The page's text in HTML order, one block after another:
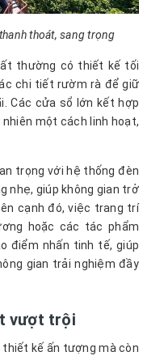
thoát, sang trọng
thường có thiết kế tối
chi tiết rườm rà để giữ
Các cửa sổ lớn kết hợp
một cách linh hoạt,
trọng với hệ thống đèn
nhẹ, giúp không gian trở
cạnh đó, việc trang trí
hoặc các tác phẩm
điểm nhấn tinh tế, giúp
gian trải nghiệm đầy
vượt trội
kế ấn tượng mà còn